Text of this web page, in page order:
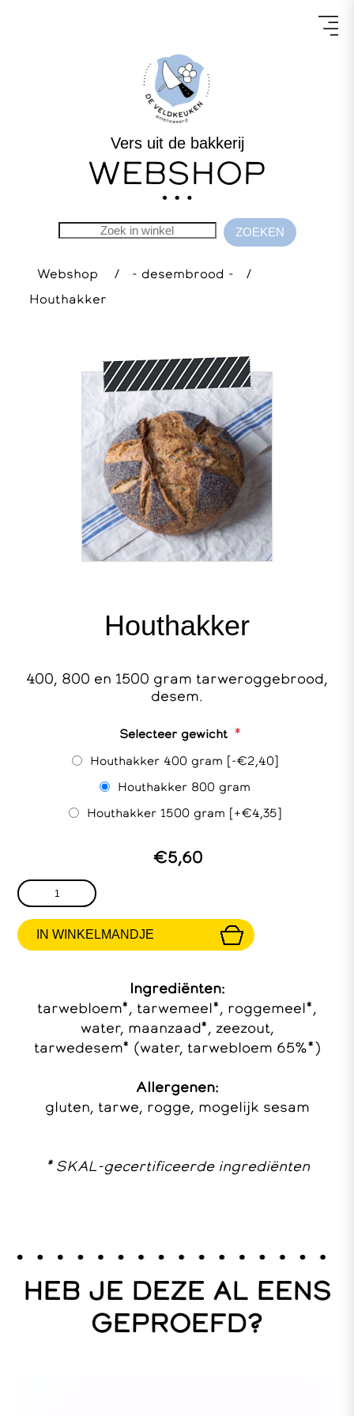
Vers uit de bakkerij
WEBSHOP
Webshop / - desembrood -
/
Houthakker
Houthakker
400, 800 en 1500 gram tarweroggebrood,
desem.
Selecteer gewicht *
Houthakker 400 gram [-€2,40]
Houthakker 800 gram
Houthakker 1500 gram [+€4,35]
€5,60
Ingrediënten:
tarwebloem*, tarwemeel*, roggemeel*,
water, maanzaad*, zeezout,
tarwedesem* (water, tarwebloem 65%*)
Allergenen:
gluten, tarwe, rogge, mogelijk sesam
* SKAL-gecertificeerde ingrediënten
HEB JE DEZE AL EENS
GEPROEFD?